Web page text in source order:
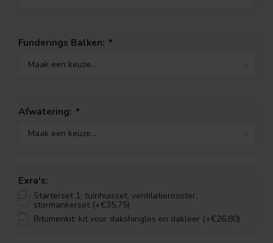
Funderings Balken: *
Afwatering: *
Exra's:
Starterset 1: tuinhuisset, ventilatierooster,
stormankerset (+€35,75)
Bitumenkit: kit voor dakshingles en dakleer (+€26,80)